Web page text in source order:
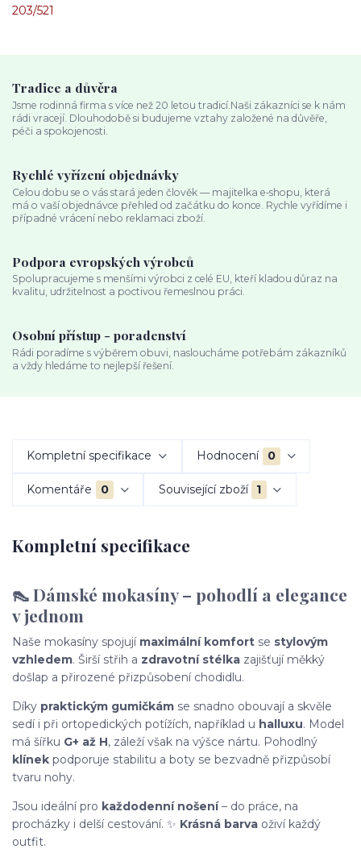
Tradice a důvěra
Jsme rodinná firma s více než 20 letou tradicí.Naši zákazníci se k nám
rádi vracejí. Dlouhodobě si budujeme vztahy založené na důvěře,
péči a spokojenosti.
Rychlé vyřízení objednávky
Celou dobu se o vás stará jeden člověk — majitelka e‑shopu, která
má o vaší objednávce přehled od začátku do konce. Rychle vyřídíme i
případné vrácení nebo reklamaci zboží.
Podpora evropských výrobců
Spolupracujeme s menšími výrobci z celé EU, kteří kladou důraz na
kvalitu, udržitelnost a poctivou řemeslnou práci.
Osobní přístup - poradenství
Rádi poradíme s výběrem obuvi, nasloucháme potřebám zákazníků
a vždy hledáme to nejlepší řešení.
Kompletní specifikace Hodnocení 0
Komentáře 0 Související zboží 1
Kompletní specifikace
👠 Dámské mokasíny – pohodlí a elegance
v jednom
Naše mokasíny spojují maximální komfort se stylovým
vzhledem. Širší střih a zdravotní stélka zajišťují měkký
došlap a přirozené přizpůsobení chodidlu.
Díky praktickým gumičkám se snadno obouvají a skvěle
sedí i při ortopedických potížích, například u halluxu. Model
má šířku G+ až H, záleží však na výšce nártu. Pohodlný
klínek podporuje stabilitu a boty se bezvadně přizpůsobí
tvaru nohy.
Jsou ideální pro každodenní nošení– do práce, na
procházky i delší cestování. ✨ Krásná barva oživí každý
outfit.